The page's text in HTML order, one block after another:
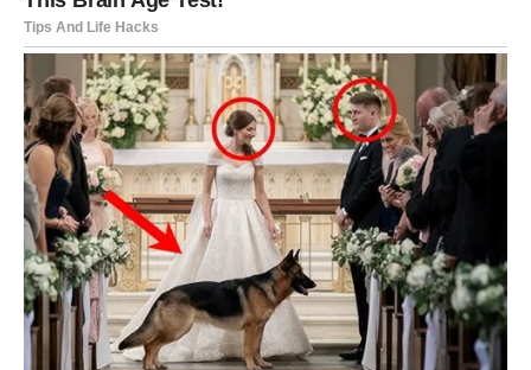
Njezina glazbena odiseja započela je 2007. godine, osvojivši
publiku svojim izvanrednim talentom prikazanim u
renomiranom izboru “Zvezde Granda”, gdje je osigurala
drugoplasirano mjesto. Taj ključni trenutak njezinu je karijeru
podigao do novih visina, što je rezultiralo produkcijom mnoštva
albuma koji su osvojili top liste kao što su “Cao bezobrazni”,
“Deset sopod nule”, “Marakana” i “Metropola”. Radine
nenadmašne vokalne sposobnosti i njezin besprijekoran spoj
tradicionalnih folklornih elemenata sa suvremenim pop
senzibilitetom zaslužili su njeno široko divljenje i pohvale.
Podrijetlom iz Požarevca, Rada Manojlović je postala jedna od